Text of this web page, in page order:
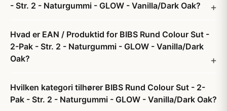
- Str. 2 - Naturgummi - GLOW - Vanilla/Dark Oak?
Hvad er EAN / Produktid for BIBS Rund Colour Sut -
2-Pak - Str. 2 - Naturgummi - GLOW - Vanilla/Dark
Oak?
Hvilken kategori tilhører BIBS Rund Colour Sut - 2-
Pak - Str. 2 - Naturgummi - GLOW - Vanilla/Dark Oak?